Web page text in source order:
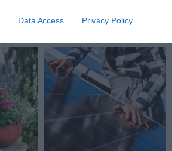
Data Access Privacy Policy